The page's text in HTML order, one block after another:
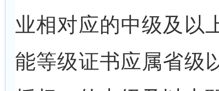
业相对应的中级及以
能等级证书应属省级